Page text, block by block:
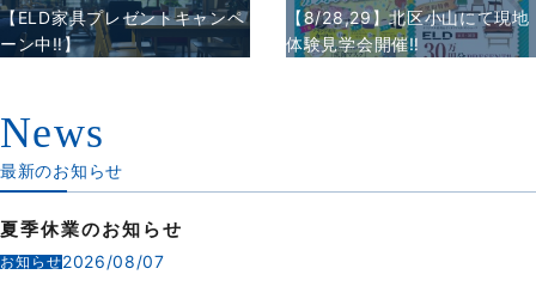
【ELD家具プレゼントキャンペ
ーン中‼】
【8/28,29】北区小山にて現地
体験見学会開催‼
News
最新のお知らせ
夏季休業のお知らせ
お知らせ2026/08/07